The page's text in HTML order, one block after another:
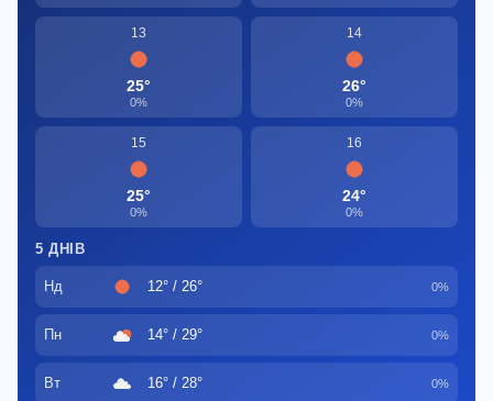
13
25°
0%
14
26°
0%
15
25°
0%
16
24°
0%
5 ДНІВ
Нд 12° / 26° 0%
Пн 14° / 29° 0%
Вт 16° / 28° 0%